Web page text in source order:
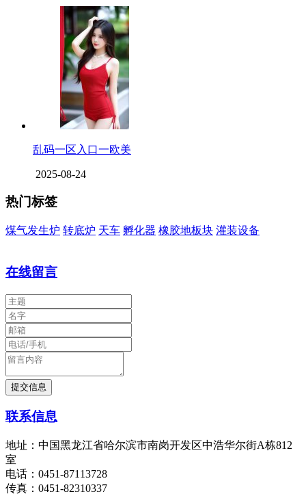
乱码一区入口一欧美
2025-08-24
热门标签
煤气发生炉 转底炉 天车 孵化器 橡胶地板块 灌装设备
在线留言
联系信息
地址：中国黑龙江省哈尔滨市南岗开发区中浩华尔街A栋812
室
电话：0451-87113728
传真：0451-82310337